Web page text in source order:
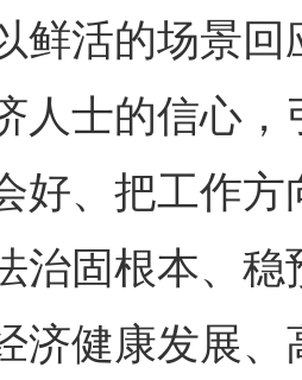
活的场景回
人士的信心
好、把工作
治固根本、
济健康发展